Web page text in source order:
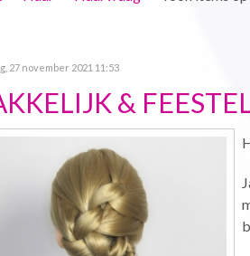
27 november 2021 11:53
&